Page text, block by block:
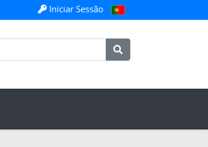
Iniciar Sessão